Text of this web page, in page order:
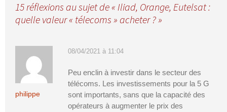
15 réflexions au sujet de «Iliad, Orange, Eutelsat :
quelle valeur « télecoms » acheter ?»
philippe
08/04/2021 à 11:04
Peu enclin à investir dans le secteur des
télécoms. Les investissements pour la 5 G
sont importants, sans que la capacité des
opérateurs à augmenter le prix des